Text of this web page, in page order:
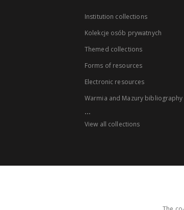
Institution collections
Kolekcje osób prywatnych
Themed collections
Forms of resources
Electronic resources
Warmia and Mazury bibliography
...
View all collections